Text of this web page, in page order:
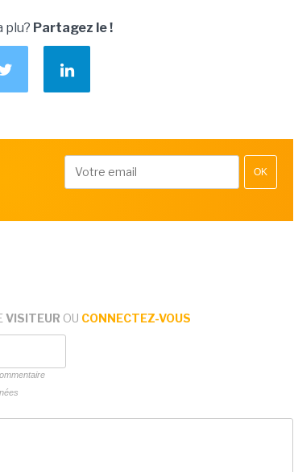
plu? Partagez le !
OK
VISITEUR OU CONNECTEZ-VOUS